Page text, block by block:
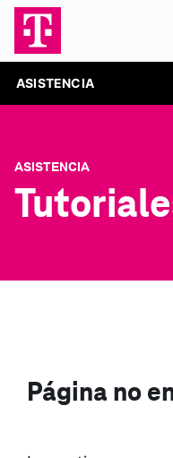
ASISTENCIA
ASISTENCIA